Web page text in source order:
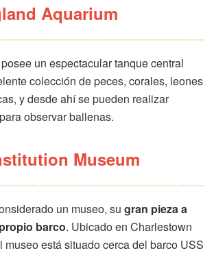
Aquarium
un espectacular tanque central
colección de peces, corales, leones
y desde ahí se pueden realizar
para observar ballenas.
Museum
un museo, su gran pieza a
barco. Ubicado en Charlestown
museo está situado cerca del barco USS